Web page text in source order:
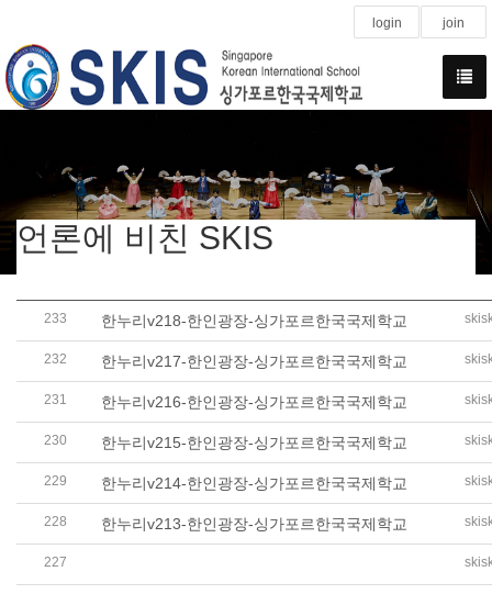
login join
언론에 비친 SKIS
233 한누리v218-한인광장-싱가포르한국국제학교
232 한누리v217-한인광장-싱가포르한국국제학교
231 한누리v216-한인광장-싱가포르한국국제학교
230 한누리v215-한인광장-싱가포르한국국제학교
229 한누리v214-한인광장-싱가포르한국국제학교
228 한누리v213-한인광장-싱가포르한국국제학교
227 월드코리안 - 싱가포르 한인 6천 명, 한국 월드컵 축구대